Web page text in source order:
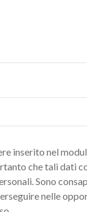
inserito nel
che tali dati
Sono
nelle